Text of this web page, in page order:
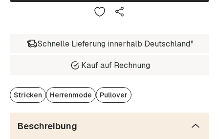
Schnelle Lieferung innerhalb Deutschland*
Kauf auf Rechnung
Stricken Herrenmode Pullover
Beschreibung